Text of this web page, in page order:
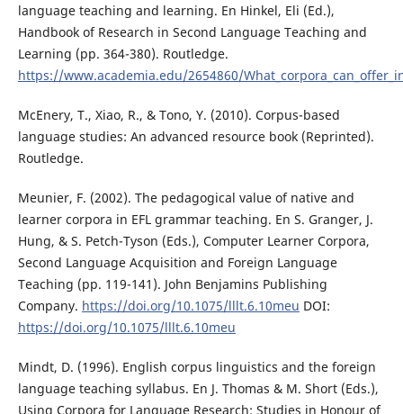
language teaching and learning. En Hinkel, Eli (Ed.),
Handbook of Research in Second Language Teaching and
Learning (pp. 364-380). Routledge.
https://www.academia.edu/2654860/
McEnery, T., Xiao, R., & Tono, Y. (2010). Corpus-based
language studies: An advanced resource book (Reprinted).
Routledge.
Meunier, F. (2002). The pedagogical value of native and
learner corpora in EFL grammar teaching. En S. Granger, J.
Hung, & S. Petch-Tyson (Eds.), Computer Learner Corpora,
Second Language Acquisition and Foreign Language
Teaching (pp. 119-141). John Benjamins Publishing
Company. https://doi.org/10.1075/lllt.6.10meu DOI:
https://doi.org/10.1075/lllt.6.10meu
Mindt, D. (1996). English corpus linguistics and the foreign
language teaching syllabus. En J. Thomas & M. Short (Eds.),
Using Corpora for Language Research: Studies in Honour of